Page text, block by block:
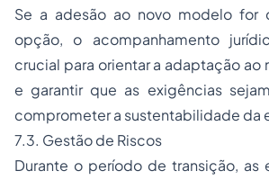
Se a adesão ao novo modelo for
opção, o acompanhamento
crucial para orientar a adaptação ao
e garantir que as exigências
comprometer a sustentabilidade da
7.3. Gestão de Riscos
Durante o período de transição, as